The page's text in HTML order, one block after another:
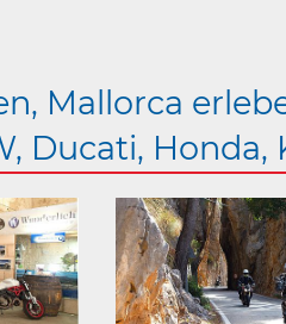
Mallorca
Ducati, Honda,